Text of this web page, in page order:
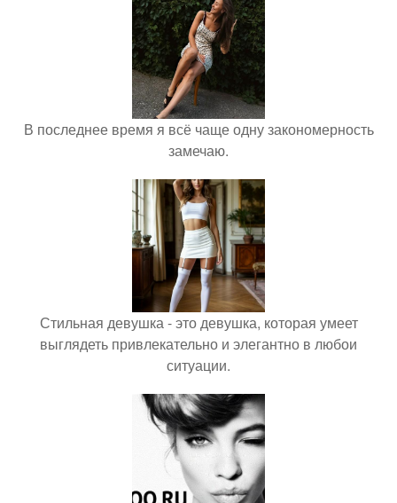
В последнее время я всё чаще одну закономерность
замечаю.
Стильная девушка - это девушка, которая умеет
выглядеть привлекательно и элегантно в любои
ситуации.